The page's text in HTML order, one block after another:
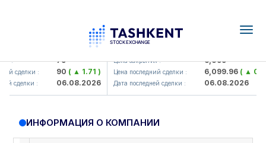
: 79
сделки : 90( ▲ 1.71 )
сделки : 06.08.2026
UZMK (<O'zmetkombinat> AJ)
Цена закрытия : 6,099
Цена последний сделки : 6,099.96( ▲ 0.08
Дата последней сделки : 06.08.2026
ИНФОРМАЦИЯ О КОМПАНИИ